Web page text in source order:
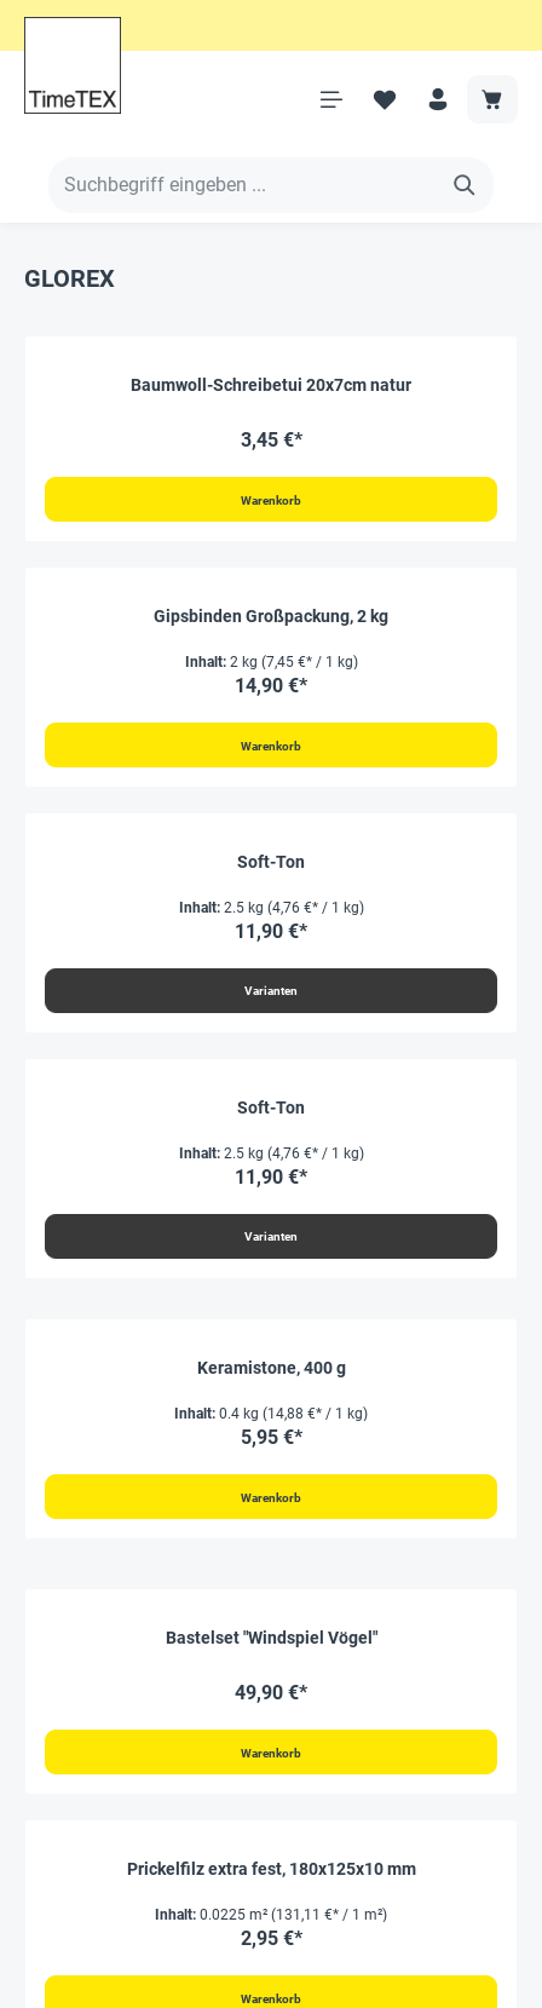
GLOREX
Baumwoll-Schreibetui 20x7cm natur
3,45 €*
Warenkorb
Gipsbinden Großpackung, 2 kg
Inhalt: 2 kg (7,45 €* / 1 kg)
14,90 €*
Warenkorb
Soft-Ton
Inhalt: 2.5 kg (4,76 €* / 1 kg)
11,90 €*
Varianten
Soft-Ton
Inhalt: 2.5 kg (4,76 €* / 1 kg)
11,90 €*
Varianten
Keramistone, 400 g
Inhalt: 0.4 kg (14,88 €* / 1 kg)
5,95 €*
Warenkorb
Bastelset "Windspiel Vögel"
49,90 €*
Warenkorb
Prickelfilz extra fest, 180x125x10 mm
Inhalt: 0.0225 m² (131,11 €* / 1 m²)
2,95 €*
Warenkorb